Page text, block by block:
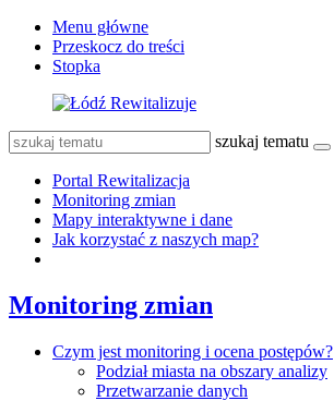
Menu główne
Przeskocz do treści
Stopka
szukaj tematu
Portal Rewitalizacja
Monitoring zmian
Mapy interaktywne i dane
Jak korzystać z naszych map?
Monitoring zmian
Czym jest monitoring i ocena postępów?
Podział miasta na obszary analizy
Przetwarzanie danych